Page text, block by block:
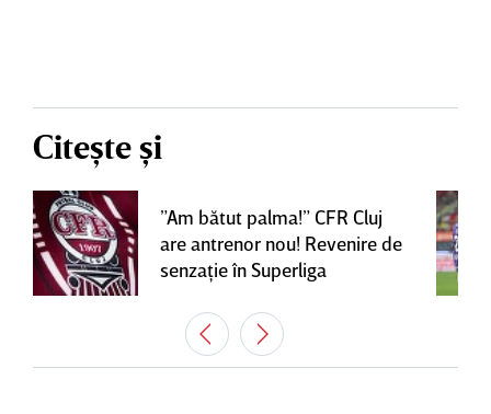
Citește și
”Am bătut palma!” CFR Cluj
are antrenor nou! Revenire de
senzaţie în Superliga